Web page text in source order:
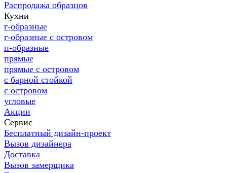
Распродажа образцов
Кухни
г-образные
г-образные с островом
п-образные
прямые
прямые с островом
с барной стойкой
с островом
угловые
Акции
Сервис
Бесплатный дизайн-проект
Вызов дизайнера
Доставка
Вызов замерщика